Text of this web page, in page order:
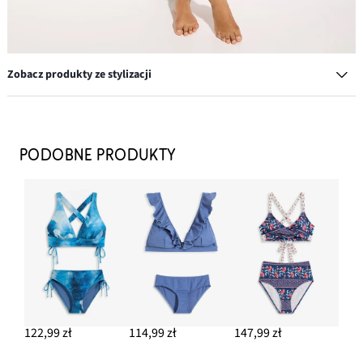
Zobacz produkty ze stylizacji
49,99 zł
Kolczyki wkrętki o młotkowanej fakturze
49,99 zł
Kapelusz przeciwsłoneczny ze słomki papierowej
PODOBNE PRODUKTY
122,99 zł 114,99 zł 147,99 zł